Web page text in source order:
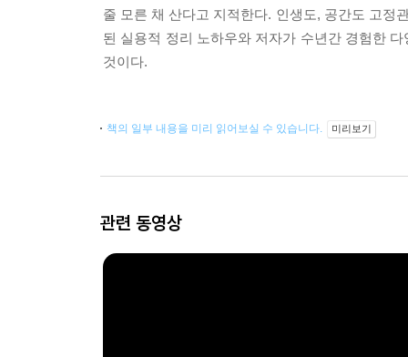
줄 모른 채 산다고 지적한다. 인생도, 공간도 고정
된 실용적 정리 노하우와 저자가 수년간 경험한 다
것이다.
책의 일부 내용을 미리 읽어보실 수 있습니다. 미리보기
관련 동영상